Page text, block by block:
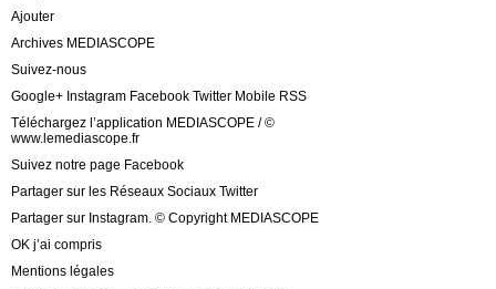
Ajouter
Archives MEDIASCOPE
Suivez-nous
Google+ Instagram Facebook Twitter Mobile RSS
Téléchargez l’application MEDIASCOPE / ©
www.lemediascope.fr
Suivez notre page Facebook
Partager sur les Réseaux Sociaux Twitter
Partager sur Instagram. © Copyright MEDIASCOPE
OK j’ai compris
Mentions légales